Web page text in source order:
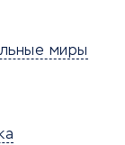
миры